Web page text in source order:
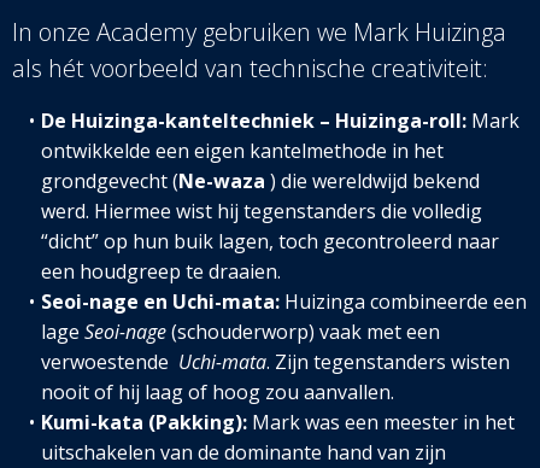
In onze Academy gebruiken we Mark Huizinga
als hét voorbeeld van technische creativiteit:
De Huizinga-kanteltechniek – Huizinga-roll:Mark
ontwikkelde een eigen kantelmethode in het
grondgevecht (Ne-waza ) die wereldwijd bekend
werd. Hiermee wist hij tegenstanders die volledig
“dicht” op hun buik lagen, toch gecontroleerd naar
een houdgreep te draaien.
Seoi-nage en Uchi-mata:Huizinga combineerde een
lage Seoi-nage(schouderworp) vaak met een
verwoestende Uchi-mata. Zijn tegenstanders wisten
nooit of hij laag of hoog zou aanvallen.
Kumi-kata (Pakking):Mark was een meester in het
uitschakelen van de dominante hand van zijn